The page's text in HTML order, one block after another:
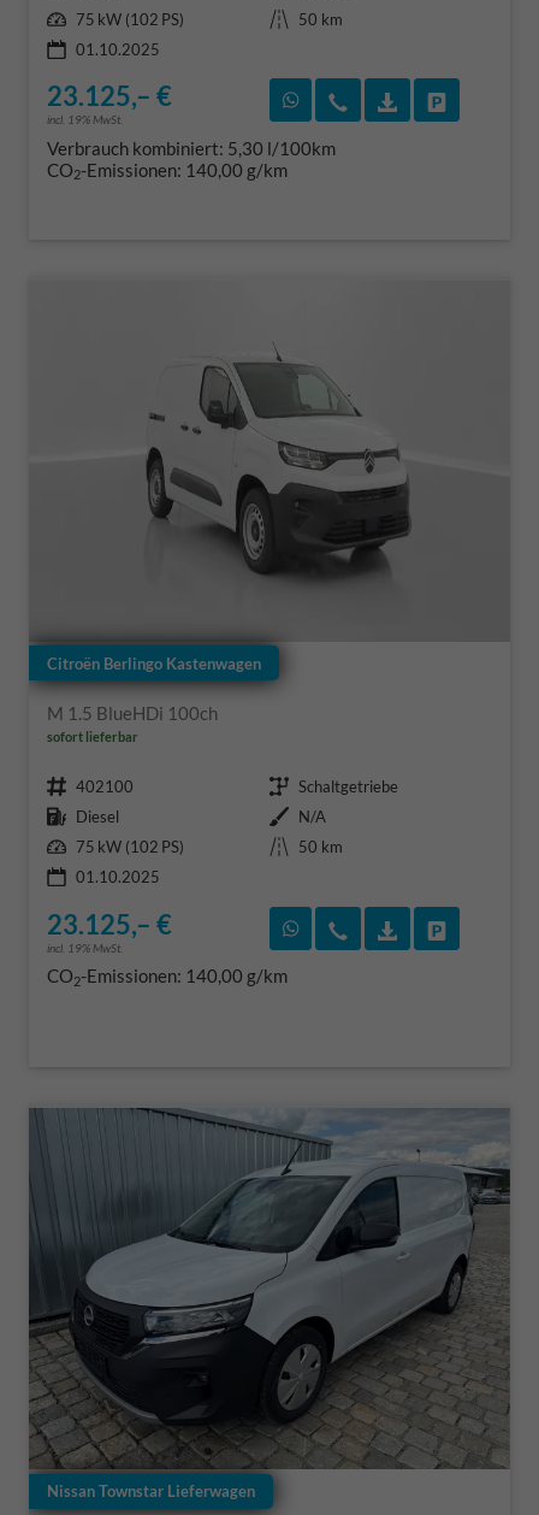
Leistung 75 kW (102 PS) Kilometerstand
50 km
01.10.2025
23.125,– €
incl. 19% MwSt.
Rückruf vereinbaren
Wir rufen Sie an
Verbrauch kombiniert: 5,30 l/100km
CO2-Emissionen: 140,00 g/km
Citroën Berlingo Kastenwagen
M 1.5 BlueHDi 100ch
sofort lieferbar
Fahrzeugnr. 402100 Getriebe Schaltgetriebe
Kraftstoff Diesel Außenfarbe N/A
Leistung 75 kW (102 PS) Kilometerstand
50 km
01.10.2025
23.125,– €
incl. 19% MwSt.
Rückruf vereinbaren
Wir rufen Sie an
CO2-Emissionen: 140,00 g/km
Nissan Townstar Lieferwagen